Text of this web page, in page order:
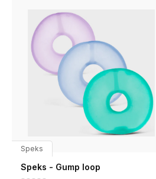
Speks
Speks - Gump loop